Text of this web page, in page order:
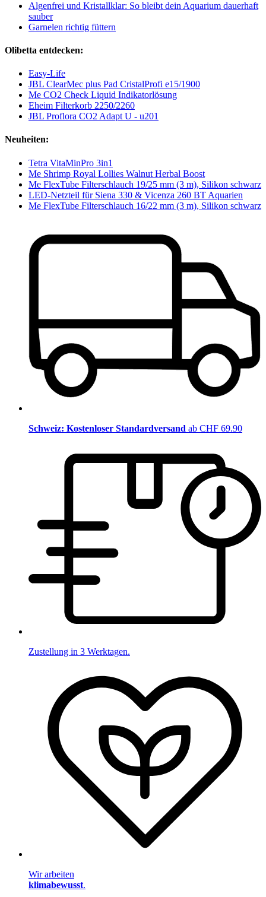
Algenfrei und Kristallklar: So bleibt dein Aquarium dauerhaft
sauber
Garnelen richtig füttern
Olibetta entdecken:
Easy-Life
JBL ClearMec plus Pad CristalProfi e15/1900
Me CO2 Check Liquid Indikatorlösung
Eheim Filterkorb 2250/2260
JBL Proflora CO2 Adapt U - u201
Neuheiten:
Tetra VitaMinPro 3in1
Me Shrimp Royal Lollies Walnut Herbal Boost
Me FlexTube Filterschlauch 19/25 mm (3 m), Silikon schwarz
LED-Netzteil für Siena 330 & Vicenza 260 BT Aquarien
Me FlexTube Filterschlauch 16/22 mm (3 m), Silikon schwarz
Schweiz: Kostenloser Standardversand ab CHF 69.90
Zustellung in 3 Werktagen.
Wir arbeiten
klimabewusst.